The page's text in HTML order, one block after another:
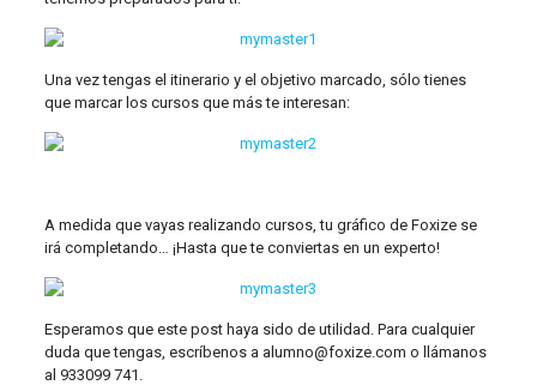
Una vez tengas el itinerario y el objetivo marcado, sólo tienes
que marcar los cursos que más te interesan:
A medida que vayas realizando cursos, tu gráfico de Foxize se
irá completando… ¡Hasta que te conviertas en un experto!
Esperamos que este post haya sido de utilidad. Para cualquier
duda que tengas, escríbenos a alumno@foxize.com o llámanos
al 933099 741.